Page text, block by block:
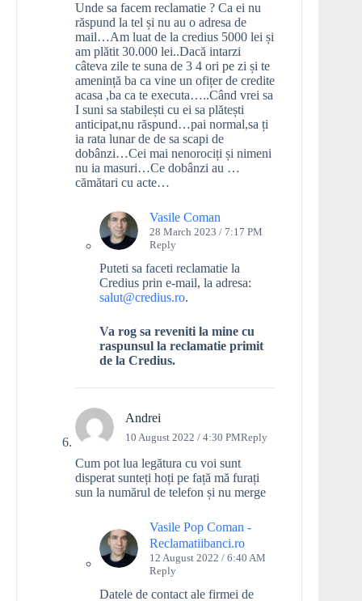
Unde sa facem reclamatie ? Ca ei nu
răspund la tel și nu au o adresa de
mail…Am luat de la credius 5000 lei și
am plătit 30.000 lei..Dacă intarzi
câteva zile te suna de 3 4 ori pe zi și te
amenință ba ca vine un ofițer de credite
acasa ,ba ca te executa…..Când vrei sa
I suni sa stabilești cu ei sa plătești
anticipat,nu răspund…pai normal,sa ți
ia rata lunar de de sa scapi de
dobânzi…Cei mai nenorociți și nimeni
nu ia masuri…Ce dobânzi au …
cămătari cu acte…
Vasile Coman
28 March 2023 / 7:17 PM
Reply
Puteti sa faceti reclamatie la
Credius prin e-mail, la adresa:
salut@credius.ro.
Va rog sa reveniti la mine cu
raspunsul la reclamatie primit
de la Credius.
Andrei
10 August 2022 / 4:30 PMReply
Cum pot lua legătura cu voi sunt
disperat sunteți hoți pe față mă furați
sun la numărul de telefon și nu merge
Vasile Pop Coman -
Reclamatiibanci.ro
12 August 2022 / 6:40 AM
Reply
Datele de contact ale firmei de